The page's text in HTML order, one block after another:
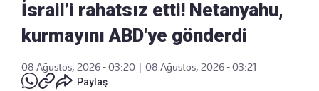
İsrail’i rahatsız etti! Netanyahu,
kurmayını ABD'ye gönderdi
08 Ağustos, 2026 - 03:20
08 Ağustos, 2026 - 03:21
Paylaş